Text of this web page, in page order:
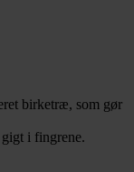
birketræ, som gør
i fingrene.